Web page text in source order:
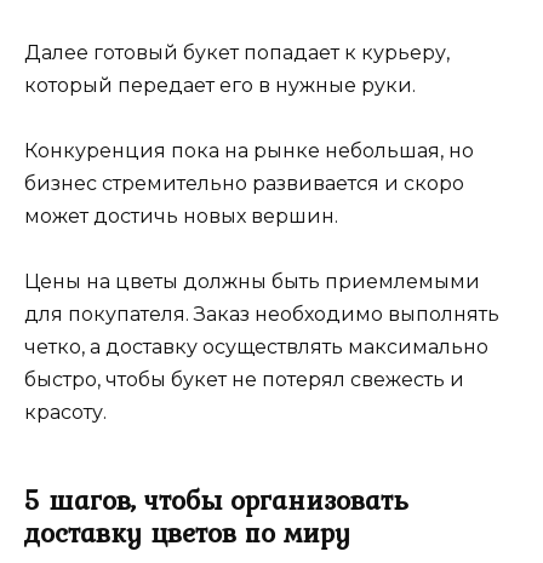
Далее готовый букет попадает к курьеру,
который передает его в нужные руки.
Конкуренция пока на рынке небольшая, но
бизнес стремительно развивается и скоро
может достичь новых вершин.
Цены на цветы должны быть приемлемыми
для покупателя. Заказ необходимо выполнять
четко, а доставку осуществлять максимально
быстро, чтобы букет не потерял свежесть и
красоту.
5 шагов, чтобы организовать
доставку цветов по миру